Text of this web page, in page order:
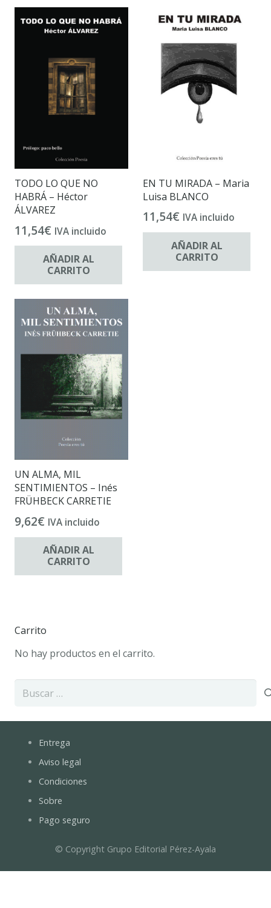
TODO LO QUE NO
HABRÁ – Héctor
ÁLVAREZ
11,54€ IVA incluido
AÑADIR AL
CARRITO
EN TU MIRADA – Maria
Luisa BLANCO
11,54€ IVA incluido
AÑADIR AL
CARRITO
UN ALMA, MIL
SENTIMIENTOS – Inés
FRÜHBECK CARRETIE
9,62€ IVA incluido
AÑADIR AL
CARRITO
Carrito
No hay productos en el carrito.
Entrega
Aviso legal
Condiciones
Sobre
Pago seguro
© Copyright Grupo Editorial Pérez-Ayala